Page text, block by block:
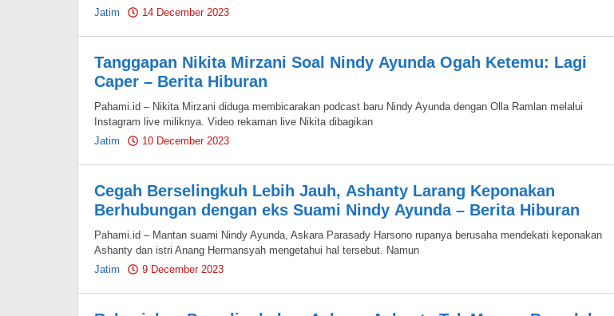
Jatim
14 December 2023
Tanggapan Nikita Mirzani Soal Nindy Ayunda Ogah Ketemu: Lagi
Caper – Berita Hiburan
Pahami.id – Nikita Mirzani diduga membicarakan podcast baru Nindy Ayunda dengan Olla Ramlan melalui
Instagram live miliknya. Video rekaman live Nikita dibagikan
Jatim
10 December 2023
Cegah Berselingkuh Lebih Jauh, Ashanty Larang Keponakan
Berhubungan dengan eks Suami Nindy Ayunda – Berita Hiburan
Pahami.id – Mantan suami Nindy Ayunda, Askara Parasady Harsono rupanya berusaha mendekati keponakan
Ashanty dan istri Anang Hermansyah mengetahui hal tersebut. Namun
Jatim
9 December 2023